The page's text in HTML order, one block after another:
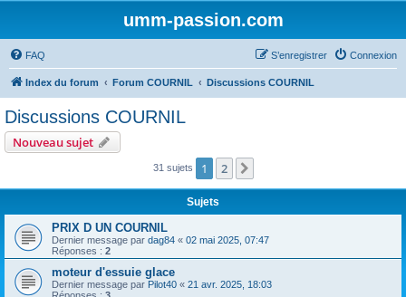
umm-passion.com
FAQ Connexion
S’enregistrer
Index du forum Forum COURNIL Discussions COURNIL
Discussions COURNIL
Nouveau sujet
31 sujets 1 2
Sujets
PRIX D UN COURNIL
Dernier message par dag84 « 02 mai 2025, 07:47
Réponses : 2
moteur d'essuie glace
Dernier message par Pilot40 « 21 avr. 2025, 18:03